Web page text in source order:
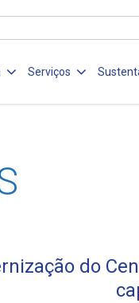
Serviços
do